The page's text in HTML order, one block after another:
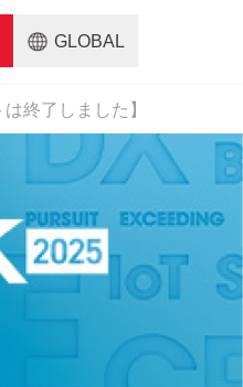
GLOBAL
終了しました】